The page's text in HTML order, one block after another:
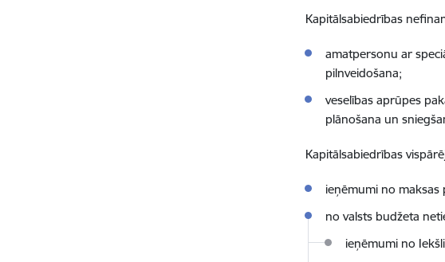
Kapitālsabiedrības
amatpersonu ar
pilnveidošana;
veselības aprūpes
plānošana un
Kapitālsabiedrības
ieņēmumi no maksas
no valsts budžeta
ieņēmumi no